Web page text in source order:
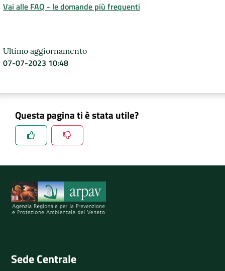
Vai alle FAQ - le domande più frequenti
Ultimo aggiornamento
07-07-2023 10:48
Questa pagina ti è stata utile?
Spiegaci perchè, e aiutaci a migliorare il servizio
Sede Centrale